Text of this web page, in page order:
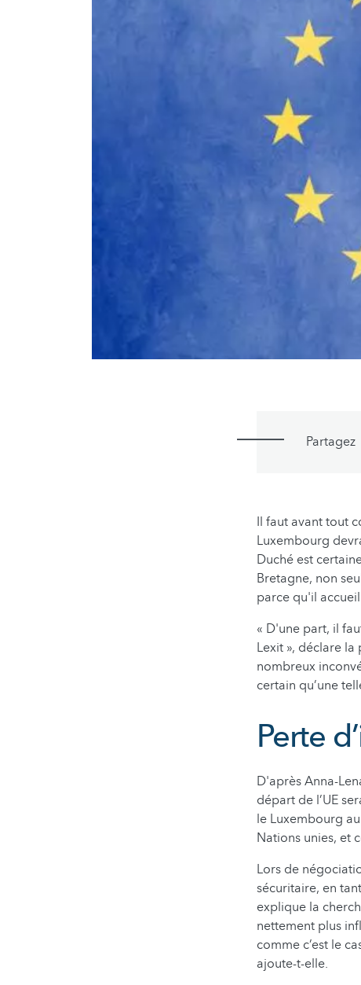
Partagez
Il faut avant tout
Luxembourg
Duché est
Bretagne, non
parce qu'il
« D'une part, il
Lexit », déclare
nombreux
certain qu’une
Perte
D'après Anna-
départ de l’UE
le Luxembourg
Nations unies, et
Lors de
sécuritaire, en
explique la
nettement plus
comme c’est le
ajoute-t-elle.